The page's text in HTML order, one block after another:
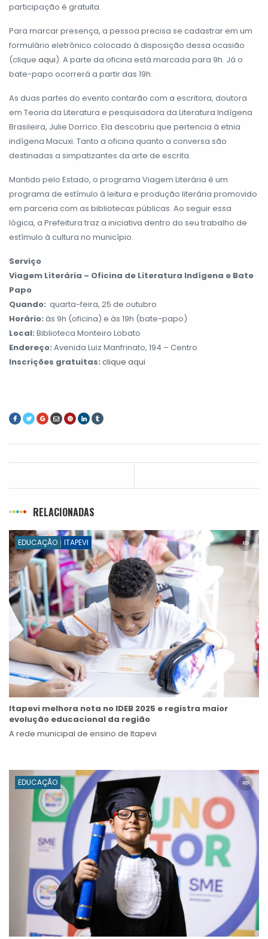
participação é gratuita.
Para marcar presença, a pessoa precisa se cadastrar em um
formulário eletrônico colocado à disposição dessa ocasião
(clique aqui). A parte da oficina está marcada para 9h. Já o
bate-papo ocorrerá a partir das 19h.
As duas partes do evento contarão com a escritora, doutora
em Teoria da Literatura e pesquisadora da Literatura Indígena
Brasileira, Julie Dorrico. Ela descobriu que pertencia à etnia
indígena Macuxi. Tanto a oficina quanto a conversa são
destinadas a simpatizantes da arte de escrita.
Mantido pelo Estado, o programa Viagem Literária é um
programa de estímulo à leitura e produção literária promovido
em parceria com as bibliotecas públicas. Ao seguir essa
lógica, a Prefeitura traz a iniciativa dentro do seu trabalho de
estímulo à cultura no município.
Serviço
Viagem Literária – Oficina de Literatura Indígena e Bate
Papo
Quando: quarta-feira, 25 de outubro
Horário: às 9h (oficina) e às 19h (bate-papo)
Local: Biblioteca Monteiro Lobato
Endereço: Avenida Luiz Manfrinato, 194 – Centro
Inscrições gratuitas: clique aqui
RELACIONADAS
EDUCAÇÃO ITAPEVI
Itapevi melhora nota no IDEB 2025 e registra maior
evolução educacional da região
A rede municipal de ensino de Itapevi
EDUCAÇÃO